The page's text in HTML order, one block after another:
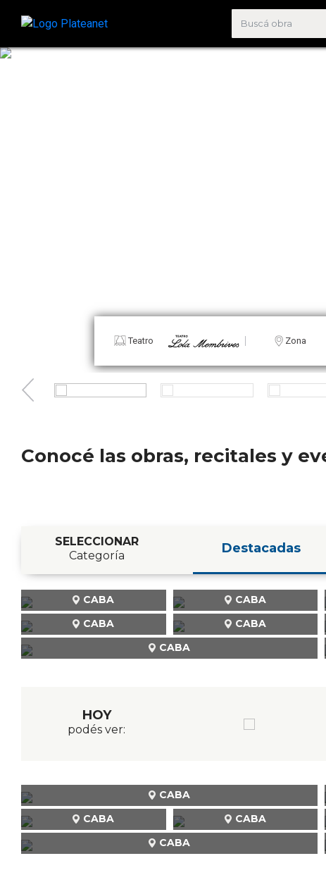
Teatro Zona
Conocé las obras, recitales y
SELECCIONAR
Categoría
Destacadas
CABA CABA
CABA
CABA
CABA
HOY
podés ver:
CABA
CABA
CABA
CABA